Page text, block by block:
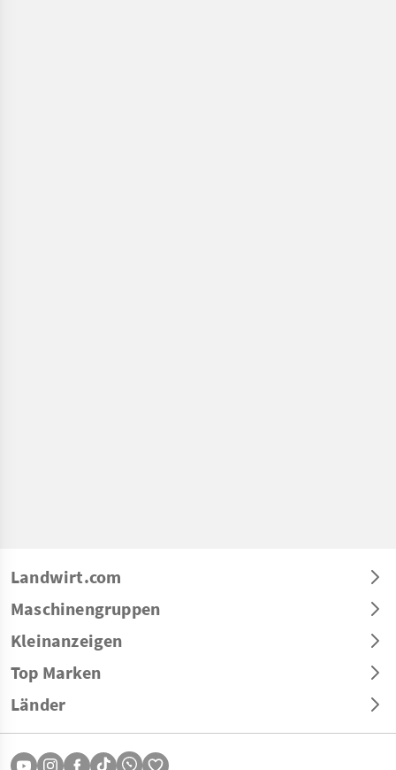
Landwirt.com
Maschinengruppen
Kleinanzeigen
Top Marken
Länder